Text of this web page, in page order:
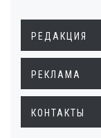
РЕДАКЦИЯ
РЕКЛАМА
КОНТАКТЫ